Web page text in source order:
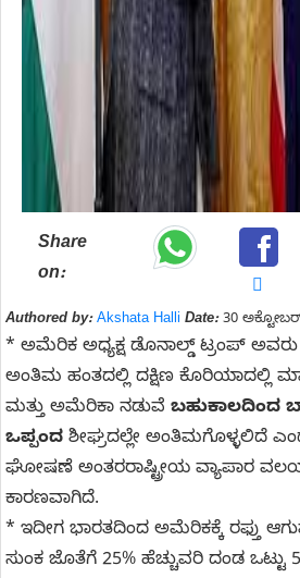
Share
on:
Authored by: Akshata Halli Date:30
* ಅಮೆರಿಕ ಅಧ್ಯಕ್ಷ ಡೊನಾಲ್ಡ್ ಟ್ರಂಪ್
ಅಂತಿಮ ಹಂತದಲ್ಲಿ ದಕ್ಷಿಣ ಕೊರಿಯಾದಲ್ಲಿ
ಮತ್ತು ಅಮೆರಿಕಾ ನಡುವೆ ಬಹುಕಾಲದಿಂದ
ಒಪ್ಪಂದ ಶೀಘ್ರದಲ್ಲೇ ಅಂತಿಮಗೊಳ್ಳಲಿದೆ
ಘೋಷಣೆ ಅಂತರರಾಷ್ಟ್ರೀಯ ವ್ಯಾಪಾರ
ಕಾರಣವಾಗಿದೆ.
* ಇದೀಗ ಭಾರತದಿಂದ ಅಮೆರಿಕಕ್ಕೆ ರಫ್ತು
ಸುಂಕ ಜೊತೆಗೆ 25% ಹೆಚ್ಚುವರಿ ದಂಡ ಒಟ್ಟು